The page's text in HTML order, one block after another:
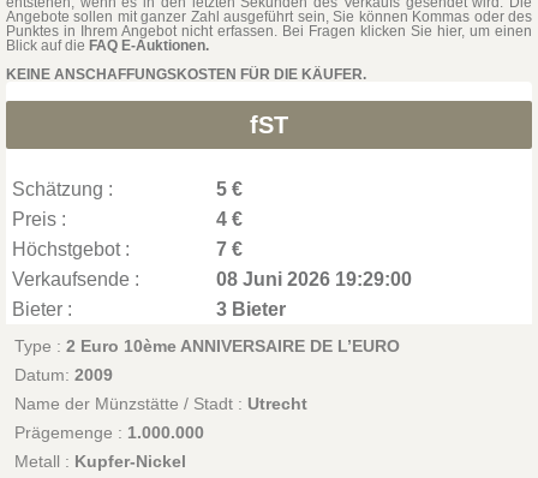
Angebote sollen mit ganzer Zahl ausgeführt sein, Sie können Kommas oder des
Punktes in Ihrem Angebot nicht erfassen. Bei Fragen klicken Sie hier, um einen
Blick auf die FAQ E-Auktionen.
KEINE ANSCHAFFUNGSKOSTEN FÜR DIE KÄUFER.
fST
Schätzung :
5 €
Preis :
4 €
Höchstgebot :
7 €
Verkaufsende :
08 Juni 2026 19:29:00
Bieter :
3 Bieter
Type : 2 Euro 10ème ANNIVERSAIRE DE L’EURO
Datum: 2009
Name der Münzstätte / Stadt : Utrecht
Prägemenge : 1.000.000
Metall : Kupfer-Nickel